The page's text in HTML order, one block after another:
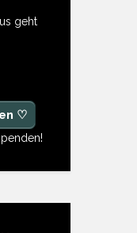
geht
♡